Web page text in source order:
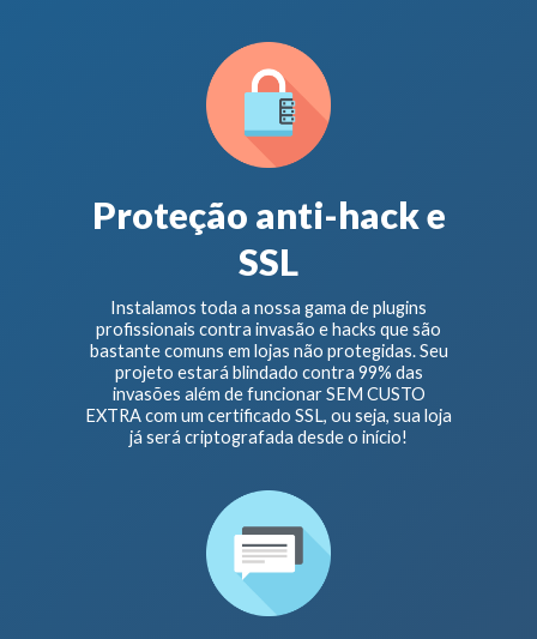
Proteção anti-hack e
SSL
Instalamos toda a nossa gama de plugins
profissionais contra invasão e hacks que são
bastante comuns em lojas não protegidas. Seu
projeto estará blindado contra 99% das
invasões além de funcionar SEM CUSTO
EXTRA com um certificado SSL, ou seja, sua loja
já será criptografada desde o início!